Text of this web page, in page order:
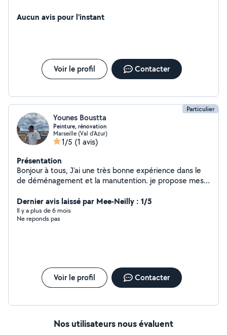
Aucun avis pour l'instant
Voir le profil Contacter
Particulier
Younes Boustta
Peinture, rénovation
Marseille (Val d'Azur)
1/5 (1 avis)
Présentation
Bonjour à tous, J'ai une très bonne expérience dans le
de déménagement et la manutention. je propose mes
(peinture, meubles à monter, carrelage,parquet).
N'hesitez pas à me contacter.
Dernier avis laissé par Mee-Neilly : 1/5
Il y a plus de 6 mois
Ne reponds pas
Voir le profil Contacter
Nos utilisateurs nous évaluent